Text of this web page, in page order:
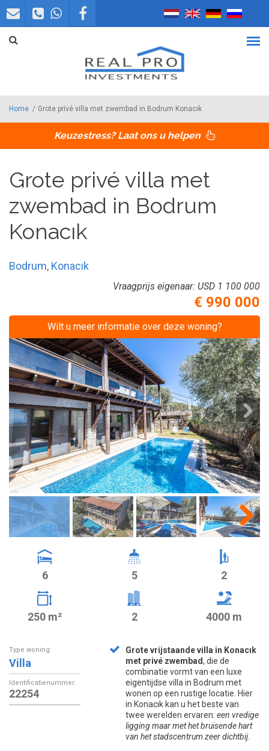
Overslaan en naar de inhoud gaan
Home / Grote privé villa met zwembad in Bodrum Konacık
Keuzestress? Laat ons u helpen
Grote privé villa met
zwembad in Bodrum
Konacık
Bodrum, Konacık
Vraagprijs eigenaar: USD 1 100 000
€ 990 000
Wilt u meer informatie over deze woning?
6 5 2
250 m² 2 4000 m
Type woning:
Villa
Identificatienummer:
22254
Grote vrijstaande villa in Konacık
met privé zwembad, die de
combinatie vormt van een luxe
eigentijdse villa in Bodrum met
wonen op een rustige locatie. Hier
in Konacık kan u het beste van
twee werelden ervaren:een vredige
ligging maar met het bruisende hart
van het stadscentrum zeer dichtbij.